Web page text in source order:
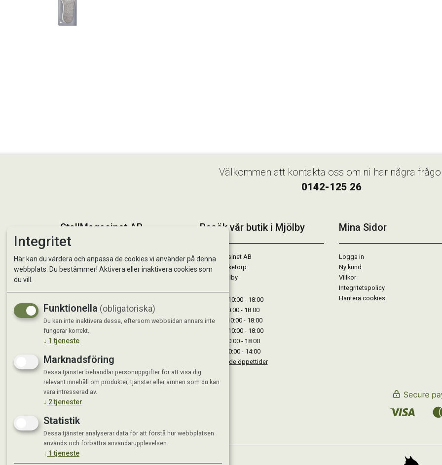
Välkommen att kontakta oss om ni har några
0142-125 26
StallMagasinet AB
Kontakta oss
Om oss
Besök vår butik i Mjölby
StallMagasinet AB
Västra Lärketorp
59595 Mjölby
Måndag : 10:00 - 18:00
Tisdag : 10:00 - 18:00
Onsdag : 10:00 - 18:00
Torsdag : 10:00 - 18:00
Fredag : 10:00 - 18:00
Lördag : 10:00 - 14:00
Se avvikande öppettider
Mina Sidor
Logga in
Ny kund
Villkor
Integritetspolicy
Hantera cookies
Integritet
Här kan du värdera och anpassa de cookies vi använder på denna
webbplats. Du bestämmer! Aktivera eller inaktivera cookies som
du vill.
Funktionella (obligatoriska)
Du kan inte inaktivera dessa, eftersom webbsidan annars inte
fungerar korrekt.
↓ 1 tjeneste
Marknadsföring
Dessa tjänster behandlar personuppgifter för att visa dig
relevant innehåll om produkter, tjänster eller ämnen som du kan
vara intresserad av.
↓ 2tjenester
Statistik
Dessa tjänster analyserar data för att förstå hur webbplatsen
används och förbättra användarupplevelsen.
↓ 1 tjeneste